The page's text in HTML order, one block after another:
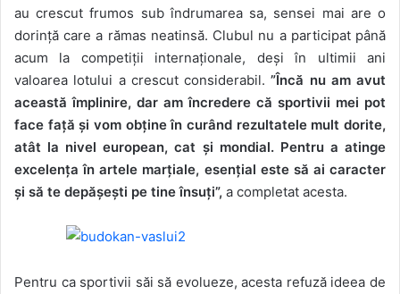
au crescut frumos sub îndrumarea sa, sensei mai are o
dorință care a rămas neatinsă. Clubul nu a participat până
acum la competiții internaționale, deși în ultimii ani
valoarea lotului a crescut considerabil.”Încă nu am avut
această împlinire, dar am încredere că sportivii mei pot
face față și vom obține în curând rezultatele mult dorite,
atât la nivel european, cat și mondial. Pentru a atinge
excelența în artele marțiale, esențial este să ai caracter
și să te depășești pe tine însuți”, a completat acesta.
Pentru ca sportivii săi să evolueze, acesta refuză ideea de